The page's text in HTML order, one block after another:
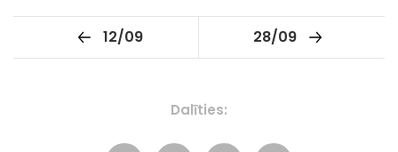
12/09 28/09
Dalīties: